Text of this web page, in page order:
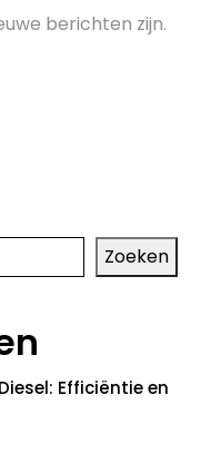
berichten zijn.
Zoeken
Efficiëntie en